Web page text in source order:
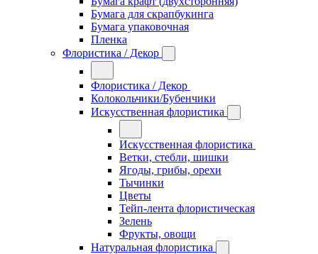
Бумага для скрапбукинга
Бумага упаковочная
Пленка
Флористика / Декор
Флористика / Декор
Колокольчики/Бубенчики
Искусственная флористика
Искусственная флористика
Ветки, стебли, шишки
Ягоды, грибы, орехи
Тычинки
Цветы
Тейп-лента флористическая
Зелень
Фрукты, овощи
Натуральная флористика